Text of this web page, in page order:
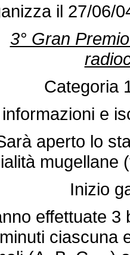
il 27/06/
3° Gran
Categoria
e
aperto lo
mugellane
Inizio
effettuate 3
ciascuna